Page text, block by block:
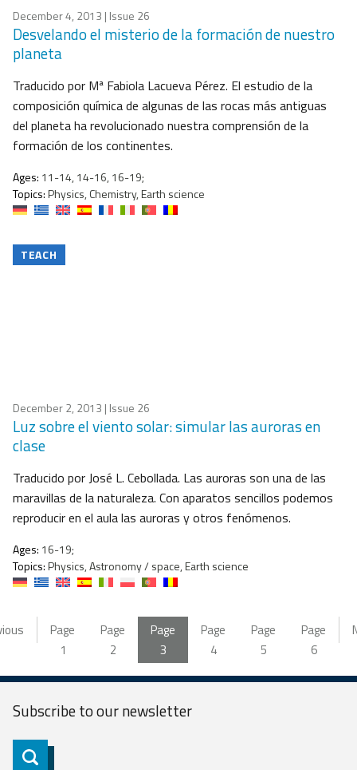
December 4, 2013 | Issue 26
Desvelando el misterio de la formación de nuestro
planeta
Traducido por Mª Fabiola Lacueva Pérez. El estudio de la
composición química de algunas de las rocas más antiguas
del planeta ha revolucionado nuestra comprensión de la
formación de los continentes.
Ages: 11-14, 14-16, 16-19;
Topics:Physics, Chemistry, Earth science
TEACH
December 2, 2013 | Issue 26
Luz sobre el viento solar: simular las auroras en
clase
Traducido por José L. Cebollada. Las auroras son una de las
maravillas de la naturaleza. Con aparatos sencillos podemos
reproducir en el aula las auroras y otros fenómenos.
Ages: 16-19;
Topics:Physics, Astronomy / space, Earth science
Page
1
Page
2
Page
3
Page
4
Page
5
Page
6
Subscribe to ournewsletter
Subscribe